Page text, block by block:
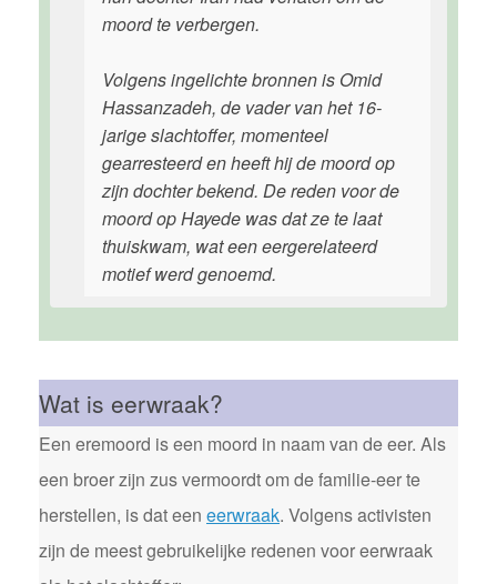
moord te verbergen.
Volgens ingelichte bronnen is Omid
Hassanzadeh, de vader van het 16-
jarige slachtoffer, momenteel
gearresteerd en heeft hij de moord op
zijn dochter bekend. De reden voor de
moord op Hayede was dat ze te laat
thuiskwam, wat een eergerelateerd
motief werd genoemd.
Wat is eerwraak?
Een eremoord is een moord in naam van de eer. Als
een broer zijn zus vermoordt om de familie-eer te
herstellen, is dat een eerwraak. Volgens activisten
zijn de meest gebruikelijke redenen voor eerwraak